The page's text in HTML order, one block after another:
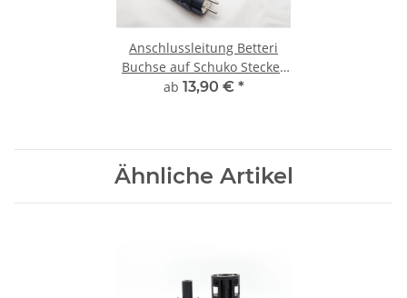
Anschlussleitung Betteri
Buchse auf Schuko Stecker
Kabel für
ab 13,90 € *
Ähnliche Artikel